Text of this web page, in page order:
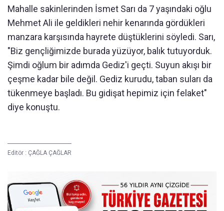
Mahalle sakinlerinden İsmet Sarı da 7 yaşındaki oğlu
Mehmet Ali ile geldikleri nehir kenarında gördükleri
manzara karşısında hayrete düştüklerini söyledi. Sarı,
"Biz gençliğimizde burada yüzüyor, balık tutuyorduk.
Şimdi oğlum bir adımda Gediz'i geçti. Suyun akışı bir
çeşme kadar bile değil. Gediz kurudu, taban suları da
tükenmeye başladı. Bu gidişat hepimiz için felaket"
diye konuştu.
Editör : ÇAĞLA ÇAĞLAR